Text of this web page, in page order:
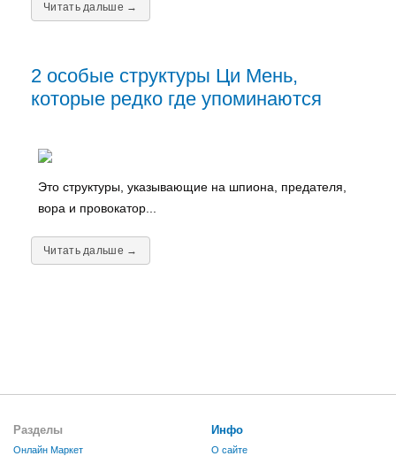
Читать дальше →
2 особые структуры Ци Мень,
которые редко где упоминаются
Это структуры, указывающие на шпиона, предателя,
вора и провокатор...
Читать дальше →
Разделы
Онлайн Маркет
Инфо
О сайте